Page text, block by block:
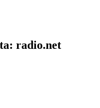
radio.net